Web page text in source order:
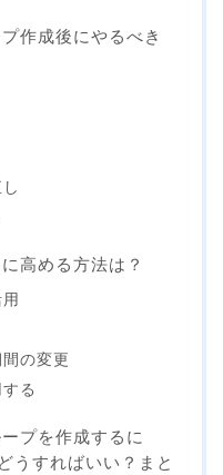
作成後にやるべき
高める方法は？
の変更
る
プを作成するに
うすればいい？まと